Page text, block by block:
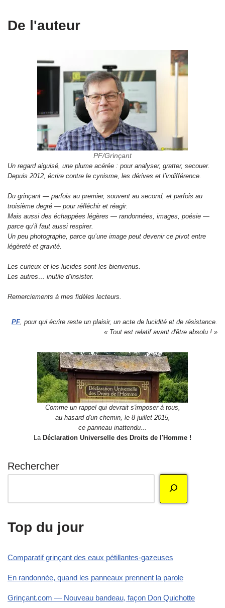
De l'auteur
PF/Grinçant
Un regard aiguisé, une plume acérée : pour analyser, gratter, secouer.
Depuis 2012, écrire contre le cynisme, les dérives et l’indifférence.
Du grinçant — parfois au premier, souvent au second, et parfois au
troisième degré — pour réfléchir et réagir.
Mais aussi des échappées légères — randonnées, images, poésie —
parce qu’il faut aussi respirer.
Un peu photographe, parce qu’une image peut devenir ce pivot entre
légèreté et gravité.
Les curieux et les lucides sont les bienvenus.
Les autres… inutile d’insister.
Remerciements à mes fidèles lecteurs.
PF, pour qui écrire reste un plaisir, un acte de lucidité et de résistance.
« Tout est relatif avant d'être absolu ! »
Comme un rappel qui devrait s'imposer à tous,
au hasard d'un chemin, le 8 juillet 2015,
ce panneau inattendu...
La Déclaration Universelle des Droits de l'Homme !
Rechercher
Top du jour
Comparatif grinçant des eaux pétillantes-gazeuses
En randonnée, quand les panneaux prennent la parole
Grinçant.com — Nouveau bandeau, façon Don Quichotte